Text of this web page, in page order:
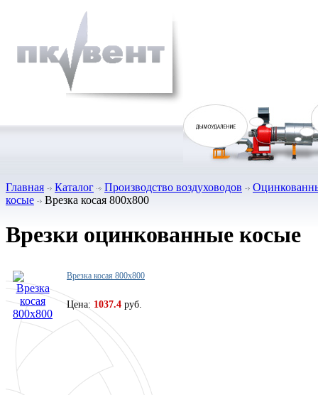
Главная Каталог Производство воздуховодов
косые
Врезка косая 800х800
Врезки оцинкованные косые
Врезка косая 800х800
Цена: 1037.4 руб.